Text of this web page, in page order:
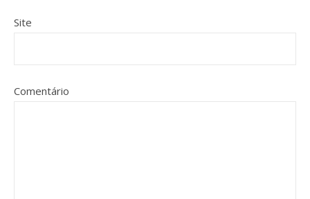
Site
Comentário